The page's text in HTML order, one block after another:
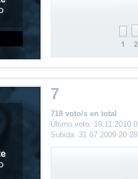
7
718 voto/s en total
Último voto: 19.11.2010
Subida: 31.07.2009